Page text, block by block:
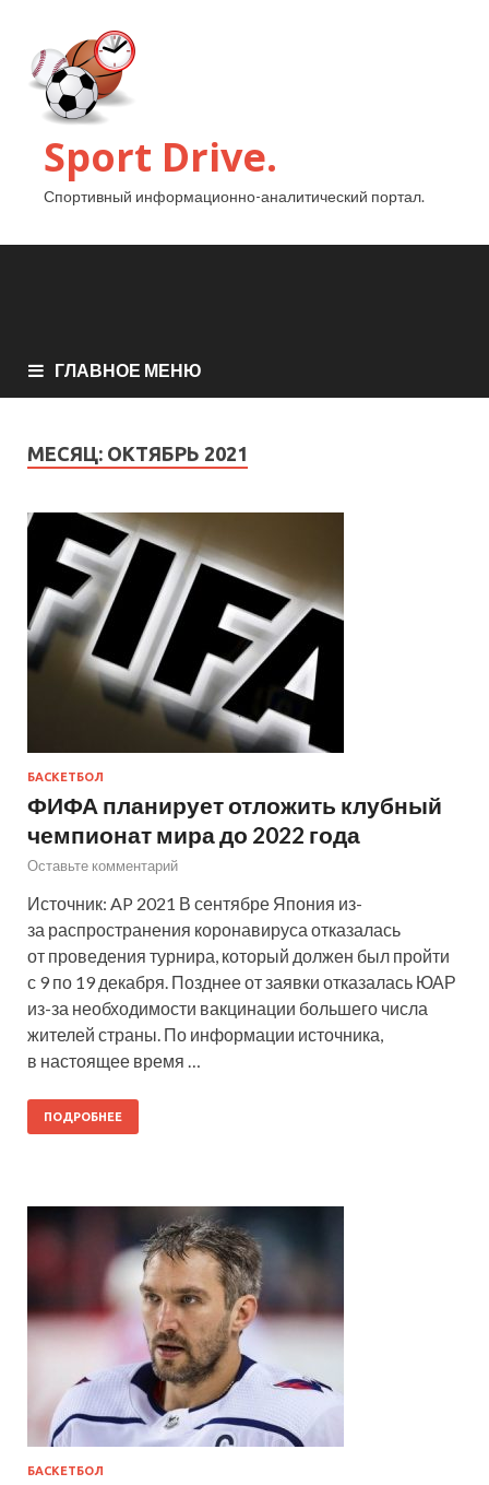
Sport Drive.
Спортивный информационно-аналитический портал.
ГЛАВНОЕ МЕНЮ
МЕСЯЦ: ОКТЯБРЬ 2021
БАСКЕТБОЛ
ФИФА планирует отложить клубный
чемпионат мира до 2022 года
Оставьте комментарий
Источник: AP 2021 В сентябре Япония из-
за распространения коронавируса отказалась
от проведения турнира, который должен был пройти
с 9 по 19 декабря. Позднее от заявки отказалась ЮАР
из-за необходимости вакцинации большего числа
жителей страны. По информации источника,
в настоящее время …
ПОДРОБНЕЕ
БАСКЕТБОЛ